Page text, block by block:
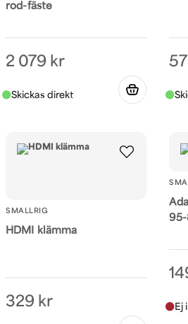
rod-fäste
2 079 kr
SMALLRIG
HDMI klämma
329 kr
Skicka fråga